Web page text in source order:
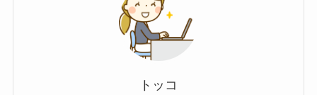
トッコ